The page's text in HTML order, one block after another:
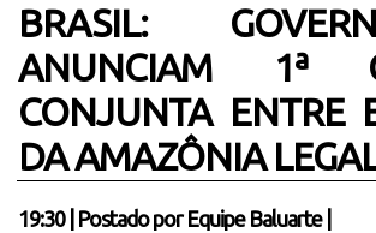
BRASIL:
ANUNCIAM 1ª
CONJUNTA ENTRE
DA AMAZÔNIA
19:30| Postado por Equipe Baluarte